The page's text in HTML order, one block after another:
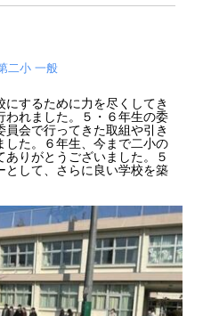
二小 一般
するために力を尽くしてき
れました。５・６年生の委
会で行ってきた取組や引き
た。６年生、今まで二小の
りがとうございました。５
して、さらに良い学校を築